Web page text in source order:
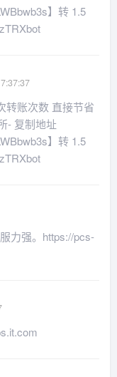
】转 1.5
转账次数 直接节省
- 复制地址
】转 1.5
力强。https://pcs-